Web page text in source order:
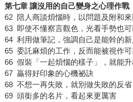
第七章 讓沒用的自己變身之心理作戰
62 陪人商談煩惱時，以問題及附和
63 即使不懂察言觀色，光看手勢也可
64 利用做筆記，強調自己是能幹的新
65 委託麻煩的工作，反而能被視作
66 假裝「一起煩惱的樣子」，就能升
67 贏得好印象的心機祕訣
68 不想一再失敗，就別做失敗的反省
69 頭銜多的名片，看起來更厲害